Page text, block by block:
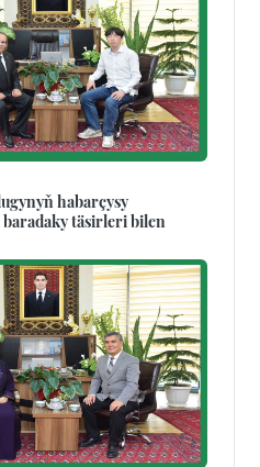
habarçysy
täsirleri bilen